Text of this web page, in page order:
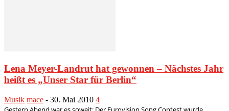
Lena Meyer-Landrut hat gewonnen – Nächstes Jahr
heißt es „Unser Star für Berlin“
Musik mace - 30. Mai 2010 4